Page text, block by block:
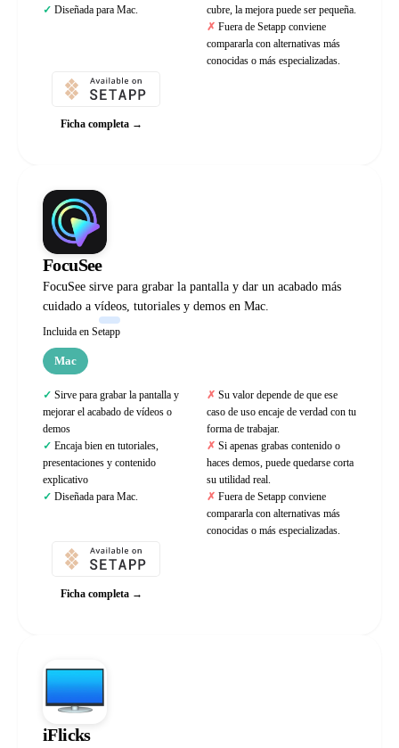
Diseñada para Mac.
cubre, la mejora puede ser pequeña.
Fuera de Setapp conviene
compararla con alternativas más
conocidas o más especializadas.
Ficha completa →
FocuSee
FocuSee sirve para grabar la pantalla y dar un acabado más
cuidado a vídeos, tutoriales y demos en Mac.
Incluida en Setapp
Mac
Sirve para grabar la pantalla y
mejorar el acabado de vídeos o
demos
Encaja bien en tutoriales,
presentaciones y contenido
explicativo
Diseñada para Mac.
Su valor depende de que ese
caso de uso encaje de verdad con tu
forma de trabajar.
Si apenas grabas contenido o
haces demos, puede quedarse corta
su utilidad real.
Fuera de Setapp conviene
compararla con alternativas más
conocidas o más especializadas.
Ficha completa →
iFlicks